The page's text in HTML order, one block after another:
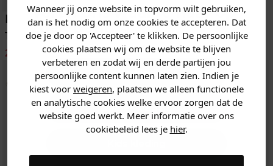
Wanneer jij onze website in topvorm wilt gebruiken,
dan is het nodig om onze cookies te accepteren. Dat
doe je door op 'Accepteer' te klikken. De persoonlijke
cookies plaatsen wij om de website te blijven
verbeteren en zodat wij en derde partijen jou
persoonlijke content kunnen laten zien. Indien je
kiest voor weigeren, plaatsen we alleen functionele
en analytische cookies welke ervoor zorgen dat de
website goed werkt. Meer informatie over ons
cookiebeleid lees je hier.
Black Bananas
Tas
23.99
60 -60%
Vertel ons waar je naar op
zoek bent. 👇
Heren kleding
Dames kleding